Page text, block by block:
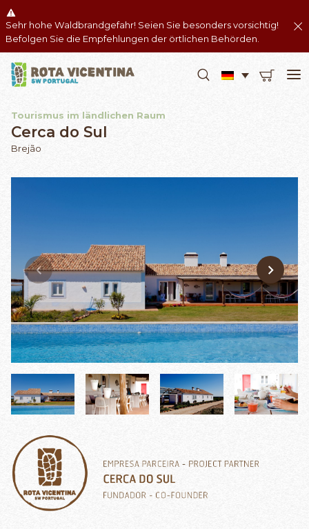
Sehr hohe Waldbrandgefahr! Seien Sie besonders vorsichtig!
Befolgen Sie die Empfehlungen der örtlichen Behörden.
Tourismus im ländlichen Raum
Cerca do Sul
Brejão